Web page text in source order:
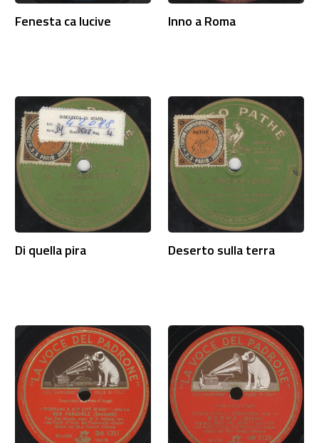
Fenesta ca lucive Inno a Roma
Di quella pira Deserto sulla terra